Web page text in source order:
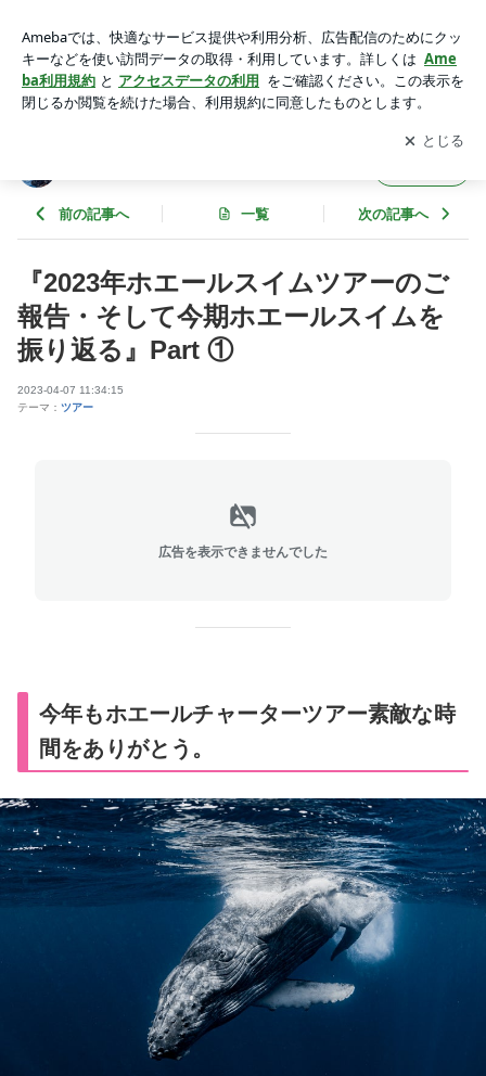
ルスイムを振り返る』Part ① | 切り撮るのは海の時間
アプリをダウンロードして ブログの更新通知
を受け取りまし
ょう。
開く
前の記事へ 一覧 次の記事へ
『2023年ホエールスイムツアーのご
報告・そして今期ホエールスイムを
振り返る』Part ①
2023-04-07 11:34:15
テーマ： ツアー
広告を表示できませんでした
今年もホエールチャーターツアー素敵な時
間をありがとう。